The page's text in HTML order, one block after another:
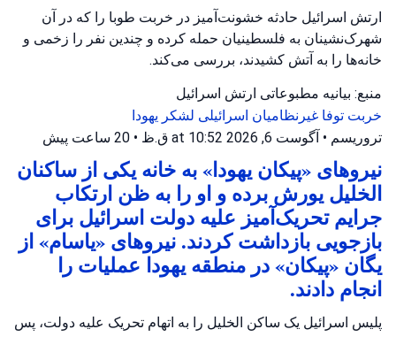
ارتش اسرائیل حادثه خشونت‌آمیز در خربت طوبا را که در آن
شهرک‌نشینان به فلسطینیان حمله کرده و چندین نفر را زخمی و
خانه‌ها را به آتش کشیدند، بررسی می‌کند.
منبع: بیانیه مطبوعاتی ارتش اسرائیل
خربت توفا غیرنظامیان اسرائیلی لشکر یهودا
تروریسم • آگوست 6, 2026 at 10:52 ق.ظ • 20 ساعت پیش
نیروهای «پیکان یهودا» به خانه یکی از ساکنان
الخلیل یورش برده و او را به ظن ارتکاب
جرایم تحریک‌آمیز علیه دولت اسرائیل برای
بازجویی بازداشت کردند. نیروهای «یاسام» از
یگان «پیکان» در منطقه یهودا عملیات را
انجام دادند.
پلیس اسرائیل یک ساکن الخلیل را به اتهام تحریک علیه دولت، پس